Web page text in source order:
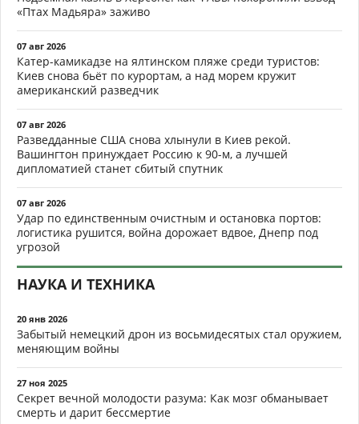
«Птах Мадьяра» заживо
07 авг 2026
Катер-камикадзе на ялтинском пляже среди туристов:
Киев снова бьёт по курортам, а над морем кружит
американский разведчик
07 авг 2026
Разведданные США снова хлынули в Киев рекой.
Вашингтон принуждает Россию к 90-м, а лучшей
дипломатией станет сбитый спутник
07 авг 2026
Удар по единственным очистным и остановка портов:
логистика рушится, война дорожает вдвое, Днепр под
угрозой
НАУКА И ТЕХНИКА
20 янв 2026
Забытый немецкий дрон из восьмидесятых стал оружием,
меняющим войны
27 ноя 2025
Секрет вечной молодости разума: Как мозг обманывает
смерть и дарит бессмертие